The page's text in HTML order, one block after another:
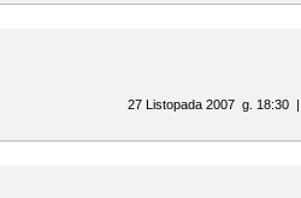
27 Listopada 2007 g. 18:30 |